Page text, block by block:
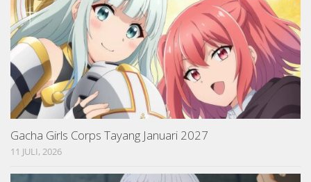
Gacha Girls Corps Tayang Januari 2027
11 JULI, 2026